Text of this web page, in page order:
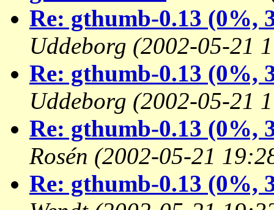
Re: gthumb-0.13 (0%,
Uddeborg (2002-05-21
Re: gthumb-0.13 (0%,
Uddeborg (2002-05-21
Re: gthumb-0.13 (0%,
Rosén (2002-05-21
Re: gthumb-0.13 (0%,